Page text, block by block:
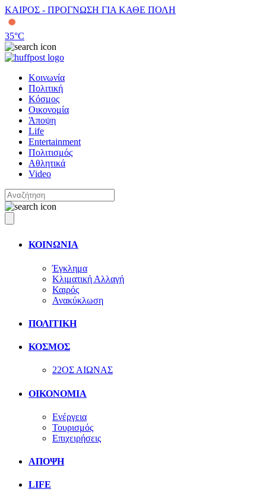
ΚΑΙΡΟΣ - ΠΡΟΓΝΩΣΗ ΓΙΑ ΚΑΘΕ ΠΟΛΗ
35°C
Κοινωνία
Πολιτική
Κόσμος
Οικονομία
Άποψη
Life
Entertainment
Πολιτισμός
Αθλητικά
Video
ΚΟΙΝΩΝΙΑ
Έγκλημα
Κλιματική Αλλαγή
Καιρός
Ανακύκλωση
ΠΟΛΙΤΙΚΗ
ΚΟΣΜΟΣ
22ΟΣ ΑΙΩΝΑΣ
ΟΙΚΟΝΟΜΙΑ
Ενέργεια
Τουρισμός
Επιχειρήσεις
ΑΠΟΨΗ
LIFE